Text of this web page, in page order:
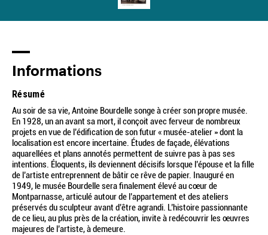
Informations
Résumé
Au soir de sa vie, Antoine Bourdelle songe à créer son propre musée.
En 1928, un an avant sa mort, il conçoit avec ferveur de nombreux
projets en vue de l’édification de son futur « musée-atelier » dont la
localisation est encore incertaine. Études de façade, élévations
aquarellées et plans annotés permettent de suivre pas à pas ses
intentions. Éloquents, ils deviennent décisifs lorsque l’épouse et la fille
de l’artiste entreprennent de bâtir ce rêve de papier. Inauguré en
1949, le musée Bourdelle sera finalement élevé au cœur de
Montparnasse, articulé autour de l’appartement et des ateliers
préservés du sculpteur avant d’être agrandi. L’histoire passionnante
de ce lieu, au plus près de la création, invite à redécouvrir les œuvres
majeures de l’artiste, à demeure.